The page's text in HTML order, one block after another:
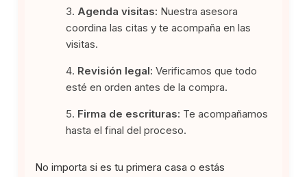
Agenda visitas: Nuestra asesora
coordina las citas y te acompaña en las
visitas.
Revisión legal: Verificamos que todo
esté en orden antes de la compra.
Firma de escrituras: Te acompañamos
hasta el final del proceso.
No importa si es tu primera casa o estás